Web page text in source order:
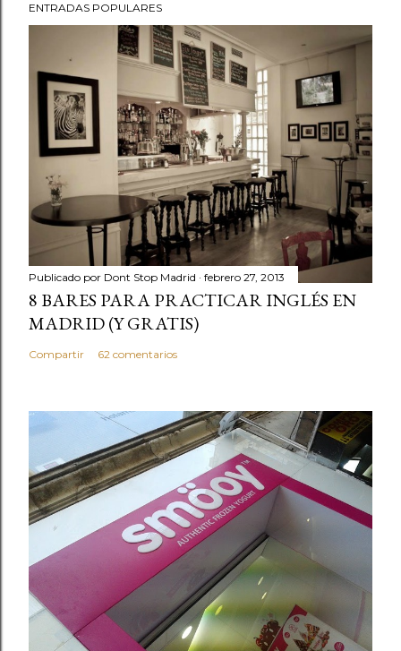
ENTRADAS POPULARES
Publicado por Dont Stop Madrid febrero 27, 2013
8 BARES PARA PRACTICAR INGLÉS EN
MADRID (Y GRATIS)
Compartir 62 comentarios